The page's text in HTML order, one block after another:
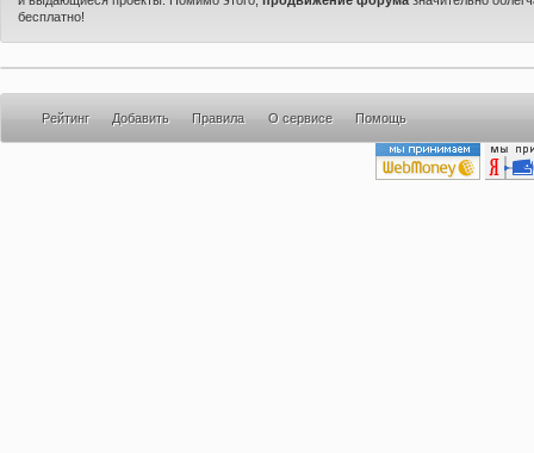
бесплатно!
Рейтинг Добавить Правила О сервисе Помощь